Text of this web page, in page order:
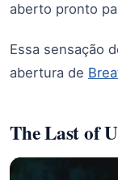
aberto pronto
Essa sensação
abertura de
The Last of